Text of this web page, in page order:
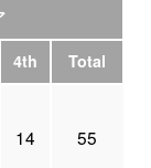
4th Total
14 55